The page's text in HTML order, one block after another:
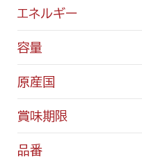
エネルギー
容量
原産国
賞味期限
品番